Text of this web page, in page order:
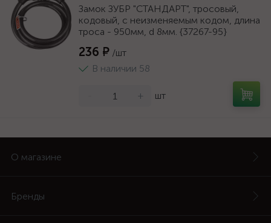
Замок ЗУБР "СТАНДАРТ", тросовый,
кодовый, с неизменяемым кодом, длина
троса - 950мм, d 8мм. {37267-95}
236 ₽ /шт
В наличии 58
+ шт
О магазине
Бренды